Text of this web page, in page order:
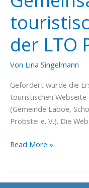
der LTO
Von Lina Singelmann
Gefördert wurde die
touristischen
(Gemeinde Laboe,
Probstei e. V.). Die
Gemeinsame
der
Read More »